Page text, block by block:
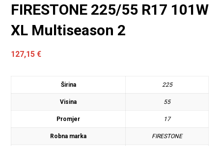
FIRESTONE 225/55 R17 101W
XL Multiseason 2
127,15€
Širina 225
Visina 55
Promjer 17
Robna marka FIRESTONE